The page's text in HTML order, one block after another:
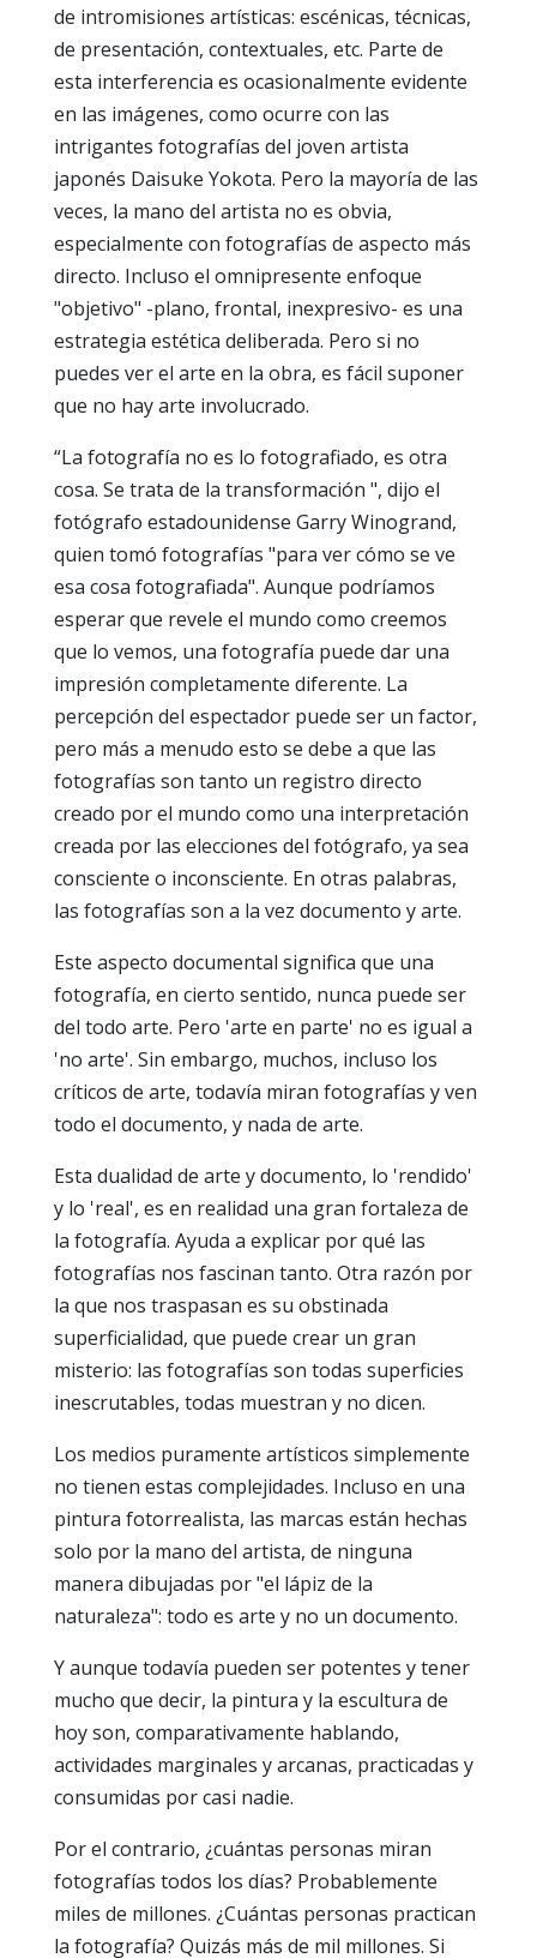
de intromisiones artísticas: escénicas, técnicas,
de presentación, contextuales, etc. Parte de
esta interferencia es ocasionalmente evidente
en las imágenes, como ocurre con las
intrigantes fotografías del joven artista
japonés Daisuke Yokota. Pero la mayoría de las
veces, la mano del artista no es obvia,
especialmente con fotografías de aspecto más
directo. Incluso el omnipresente enfoque
"objetivo" -plano, frontal, inexpresivo- es una
estrategia estética deliberada. Pero si no
puedes ver el arte en la obra, es fácil suponer
que no hay arte involucrado.
“La fotografía no es lo fotografiado, es otra
cosa. Se trata de la transformación ", dijo el
fotógrafo estadounidense Garry Winogrand,
quien tomó fotografías "para ver cómo se ve
esa cosa fotografiada". Aunque podríamos
esperar que revele el mundo como creemos
que lo vemos, una fotografía puede dar una
impresión completamente diferente. La
percepción del espectador puede ser un factor,
pero más a menudo esto se debe a que las
fotografías son tanto un registro directo
creado por el mundo como una interpretación
creada por las elecciones del fotógrafo, ya sea
consciente o inconsciente. En otras palabras,
las fotografías son a la vez documento y arte.
Este aspecto documental significa que una
fotografía, en cierto sentido, nunca puede ser
del todo arte. Pero 'arte en parte' no es igual a
'no arte'. Sin embargo, muchos, incluso los
críticos de arte, todavía miran fotografías y ven
todo el documento, y nada de arte.
Esta dualidad de arte y documento, lo 'rendido'
y lo 'real', es en realidad una gran fortaleza de
la fotografía. Ayuda a explicar por qué las
fotografías nos fascinan tanto. Otra razón por
la que nos traspasan es su obstinada
superficialidad, que puede crear un gran
misterio: las fotografías son todas superficies
inescrutables, todas muestran y no dicen.
Los medios puramente artísticos simplemente
no tienen estas complejidades. Incluso en una
pintura fotorrealista, las marcas están hechas
solo por la mano del artista, de ninguna
manera dibujadas por "el lápiz de la
naturaleza": todo es arte y no un documento.
Y aunque todavía pueden ser potentes y tener
mucho que decir, la pintura y la escultura de
hoy son, comparativamente hablando,
actividades marginales y arcanas, practicadas y
consumidas por casi nadie.
Por el contrario, ¿cuántas personas miran
fotografías todos los días? Probablemente
miles de millones. ¿Cuántas personas practican
la fotografía? Quizás más de mil millones. Si